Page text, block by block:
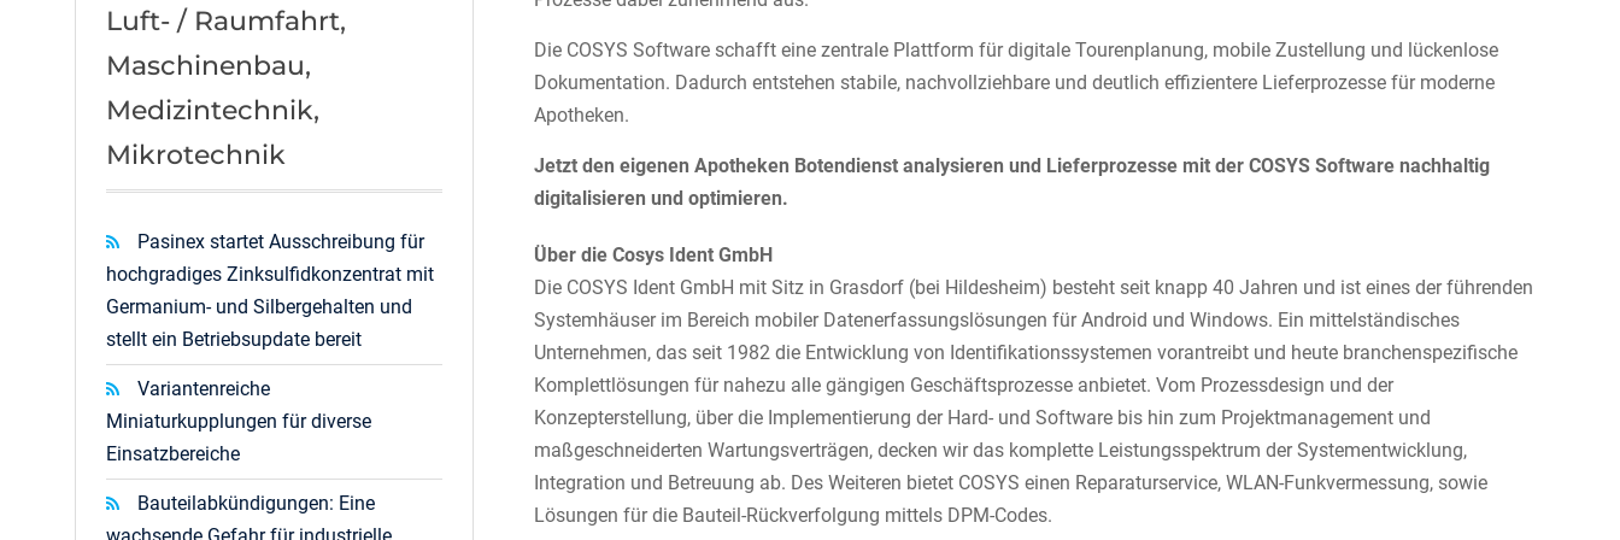
Die COSYS Software schafft eine zentrale Plattform für digitale Tourenplanung, mobile Zustellung und lückenlose
Dokumentation. Dadurch entstehen stabile, nachvollziehbare und deutlich effizientere Lieferprozesse für moderne
Apotheken.
Jetzt den eigenen Apotheken Botendienst analysieren und Lieferprozesse mit der COSYS Software nachhaltig
digitalisieren und optimieren.
Über die Cosys Ident GmbH
Die COSYS Ident GmbH mit Sitz in Grasdorf (bei Hildesheim) besteht seit knapp 40 Jahren und ist eines der führenden
Systemhäuser im Bereich mobiler Datenerfassungslösungen für Android und Windows. Ein mittelständisches
Unternehmen, das seit 1982 die Entwicklung von Identifikationssystemen vorantreibt und heute branchenspezifische
Komplettlösungen für nahezu alle gängigen Geschäftsprozesse anbietet. Vom Prozessdesign und der
Konzepterstellung, über die Implementierung der Hard- und Software bis hin zum Projektmanagement und
maßgeschneiderten Wartungsverträgen, decken wir das komplette Leistungsspektrum der Systementwicklung,
Integration und Betreuung ab. Des Weiteren bietet COSYS einen Reparaturservice, WLAN-Funkvermessung, sowie
Lösungen für die Bauteil-Rückverfolgung mittels DPM-Codes.
Luft- / Raumfahrt,
Maschinenbau,
Medizintechnik,
Mikrotechnik
Pasinex startet Ausschreibung für
hochgradiges Zinksulfidkonzentrat mit
Germanium- und Silbergehalten und
stellt ein Betriebsupdate bereit
Variantenreiche
Miniaturkupplungen für diverse
Einsatzbereiche
Bauteilabkündigungen: Eine